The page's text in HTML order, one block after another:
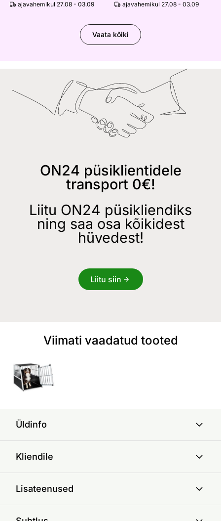
ajavahemikul 27.08 - 03.09 ajavahemikul 27.08 - 03.09
Vaata kõiki
ON24 püsiklientidele
transport 0€!
Liitu ON24 püsikliendiks
ning saa osa kõikidest
hüvedest!
Liitu siin
Viimati vaadatud tooted
Üldinfo
Kliendile
Lisateenused